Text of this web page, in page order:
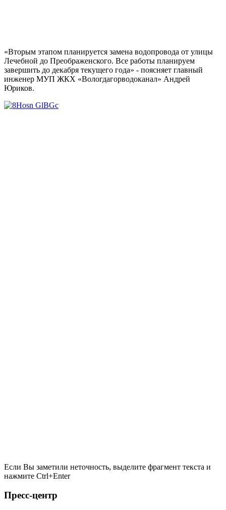
«Вторым этапом планируется замена водопровода от улицы
Лечебной до Преображенского. Все работы планируем
завершить до декабря текущего года» - поясняет главный
инженер МУП ЖКХ «Вологдагорводоканал» Андрей
Юриков.
Если Вы заметили неточность, выделите фрагмент текста и
нажмите Ctrl+Enter
Пресс-центр